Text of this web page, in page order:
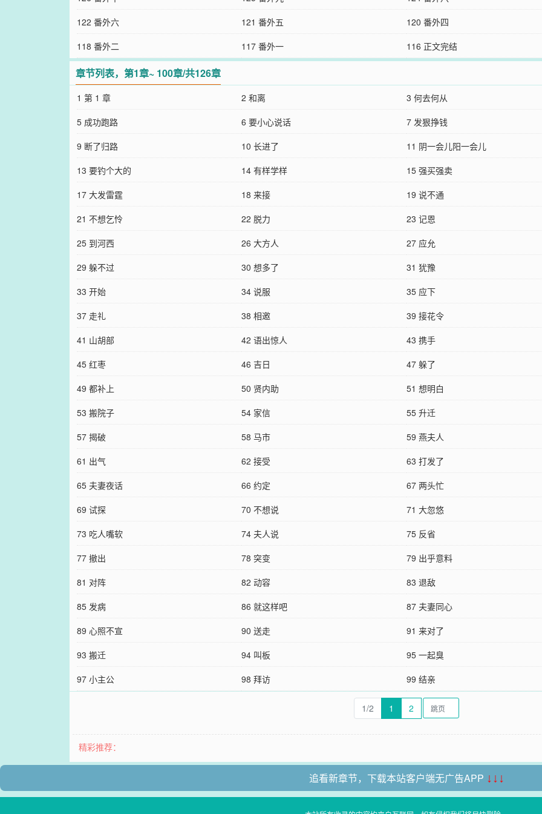
122 番外六
121 番外五
120 番外四
118 番外二
117 番外一 116 正文完结
章节列表，第1章~ 100章/共126章
1 第 1 章 2 和离
3 何去何从
5 成功跑路
6 要小心说话
7 发狠挣钱
9 断了归路
10 长进了
11 阴一会儿阳一会儿
13 要钓个大的
14 有样学样
15 强买强卖
17 大发雷霆
18 来接
19 说不通
21 不想乞怜
22 脱力
23 记恩
25 到河西
26 大方人
27 应允
29 躲不过
30 想多了
31 犹豫
33 开始
34 说服
35 应下
37 走礼
38 相邀
39 接花令
41 山胡部
42 语出惊人
43 携手
45 红枣
46 吉日
47 躲了
49 都补上
50 贤内助
51 想明白
53 搬院子
54 家信
55 升迁
57 揭破
58 马市
59 燕夫人
61 出气
62 接受
63 打发了
65 夫妻夜话
66 约定
67 两头忙
69 试探
70 不想说
71 大忽悠
73 吃人嘴软
74 夫人说
75 反省
77 撤出
78 突变
79 出乎意料
81 对阵
82 动容
83 退敌
85 发病
86 就这样吧
87 夫妻同心
89 心照不宣
90 送走
91 来对了
93 搬迁
94 叫板
95 一起臭
97 小主公
98 拜访 99 结亲
1/2 1 2
精彩推荐：
追看新章节，下载本站客户端无广告APP ↓↓↓